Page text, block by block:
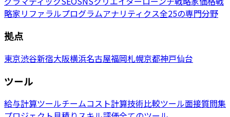
略家リファラルプログラムアナリティクス全25の専門分野
拠点
東京渋谷新宿大阪横浜名古屋福岡札幌京都神戸仙台
ツール
給与計算ツールチームコスト計算技術比較ツール面接質問集